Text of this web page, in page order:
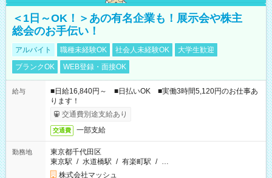
＜1日～OK！＞あの有名企業も！展示会や株主
総会のお手伝い！
アルバイト 職種未経験OK 社会人未経験OK
大学生歓迎
ブランクOK
WEB登録・面接OK
給与
■日給16,840円～ ■日払いOK ■実働3時間5,120円のお仕事あ
ります！
交通費別途支給あり
交通費 一部支給
勤務地
東京都千代田区
東京駅 / 水道橋駅 / 有楽町駅 / …
株式会社マッシュ